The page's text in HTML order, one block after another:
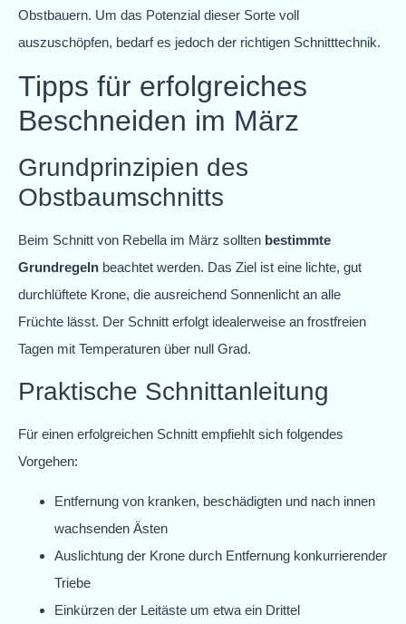
Obstbauern. Um das Potenzial dieser Sorte voll
auszuschöpfen, bedarf es jedoch der richtigen Schnitttechnik.
Tipps für erfolgreiches
Beschneiden im März
Grundprinzipien des
Obstbaumschnitts
Beim Schnitt von Rebella im März sollten bestimmte
Grundregeln beachtet werden. Das Ziel ist eine lichte, gut
durchlüftete Krone, die ausreichend Sonnenlicht an alle
Früchte lässt. Der Schnitt erfolgt idealerweise an frostfreien
Tagen mit Temperaturen über null Grad.
Praktische Schnittanleitung
Für einen erfolgreichen Schnitt empfiehlt sich folgendes
Vorgehen:
Entfernung von kranken, beschädigten und nach innen
wachsenden Ästen
Auslichtung der Krone durch Entfernung konkurrierender
Triebe
Einkürzen der Leitäste um etwa ein Drittel